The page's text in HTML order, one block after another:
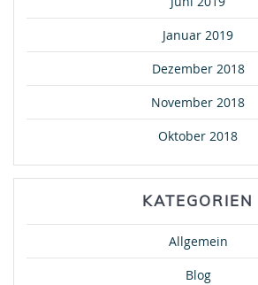
Januar 2019
Dezember 2018
November 2018
Oktober 2018
KATEGORIEN
Allgemein
Blog